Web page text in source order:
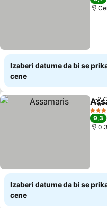
Izaberi datume da bi se
cene
Deli
3
9,3
Izaberi datume da bi se
cene